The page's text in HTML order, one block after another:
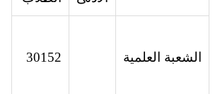
الشعبة العلمية 30152